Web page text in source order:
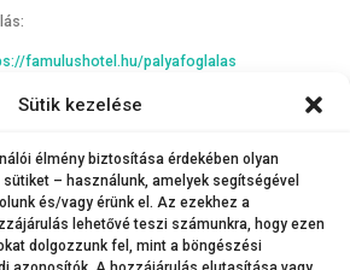
Sütik kezelése
élmény biztosítása érdekében olyan
– használunk, amelyek segítségével
és/vagy érünk el. Az ezekhez a
lehetővé teszi számunkra, hogy ezen
dolgozzunk fel, mint a böngészési
famulushotel.hu/palyafoglalas
található lehetőségek: